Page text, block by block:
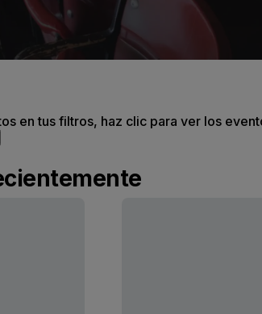
en tus filtros, haz clic para ver los